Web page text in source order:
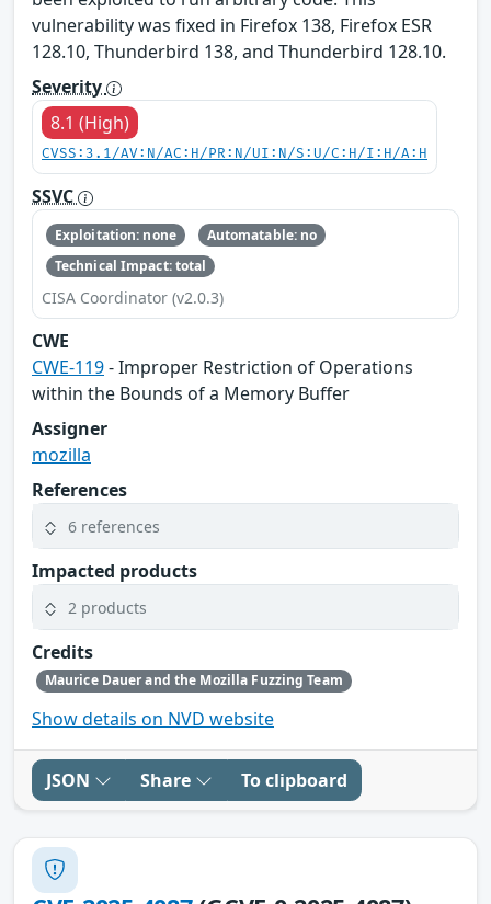
vulnerability was fixed in Firefox 138, Firefox ESR
128.10, Thunderbird 138, and Thunderbird 128.10.
Severity
8.1 (High)
CVSS:3.1/AV:N/AC:H/PR:N/UI:N/S:U/C:H/I:H/A:H
SSVC
Exploitation: none
Automatable: no
Technical Impact: total
CISA Coordinator (v2.0.3)
CWE
CWE-119- Improper Restriction of Operations
within the Bounds of a Memory Buffer
Assigner
mozilla
References
6 references
Impacted products
2 products
Credits
Maurice Dauer and the Mozilla Fuzzing Team
Show details on NVD website
JSON Share To clipboard